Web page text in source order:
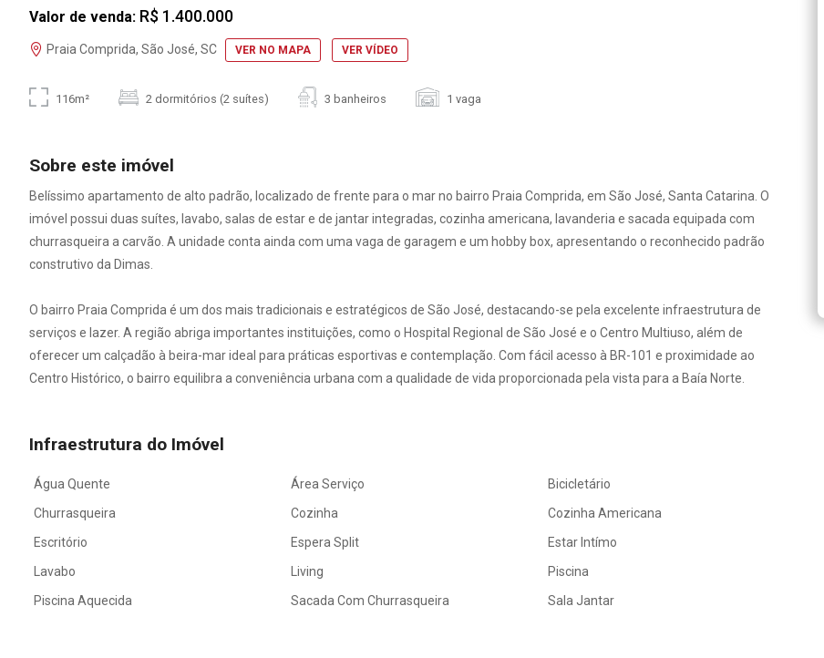
Valor de venda: R$ 1.400.000
Praia Comprida, São José, SC VER NO MAPA VER VÍDEO
116m² 2 dormitórios (2 suítes) 3 banheiros 1 vaga
Sobre este imóvel
Belíssimo apartamento de alto padrão, localizado de frente para o mar no bairro Praia Comprida, em São José, Santa Catarina. O
imóvel possui duas suítes, lavabo, salas de estar e de jantar integradas, cozinha americana, lavanderia e sacada equipada com
churrasqueira a carvão. A unidade conta ainda com uma vaga de garagem e um hobby box, apresentando o reconhecido padrão
construtivo da Dimas.
O bairro Praia Comprida é um dos mais tradicionais e estratégicos de São José, destacando-se pela excelente infraestrutura de
serviços e lazer. A região abriga importantes instituições, como o Hospital Regional de São José e o Centro Multiuso, além de
oferecer um calçadão à beira-mar ideal para práticas esportivas e contemplação. Com fácil acesso à BR-101 e proximidade ao
Centro Histórico, o bairro equilibra a conveniência urbana com a qualidade de vida proporcionada pela vista para a Baía Norte.
Infraestrutura do Imóvel
Água Quente Área Serviço
Bicicletário
Churrasqueira
Cozinha
Cozinha Americana
Escritório
Espera Split
Estar Intímo
Lavabo
Living
Piscina
Piscina Aquecida
Sacada Com Churrasqueira Sala Jantar